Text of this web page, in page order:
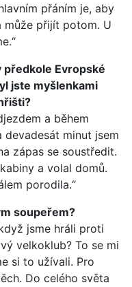
přáním je, aby
může přijít potom. U
předkole Evropské
jste myšlenkami
a během
minut jsem
zápas se soustředit.
a volal domů.
porodila.“
soupeřem?
jsme hráli proti
velkoklub? To se mi
si to užívali. Pro
Do celého světa